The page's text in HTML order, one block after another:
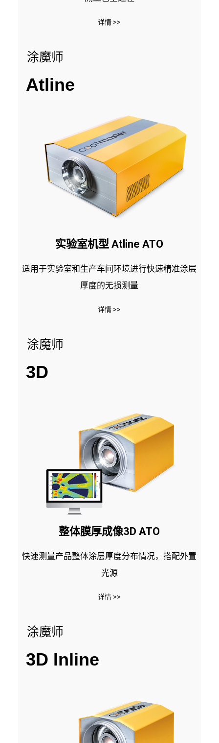
详情 >>
涂魔师
Atline
实验室机型 Atline ATO
适用于实验室和生产车间环境进行快速精准涂层
厚度的无损测量
详情 >>
涂魔师
3D
整体膜厚成像3D ATO
快速测量产品整体涂层厚度分布情况，搭配外置
光源
详情 >>
涂魔师
3D Inline